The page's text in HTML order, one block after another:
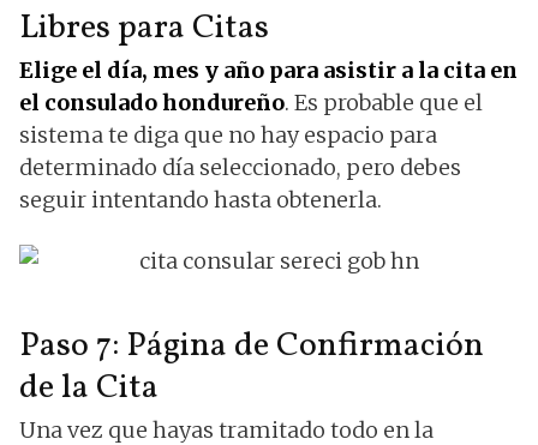
Libres para Citas
Elige el día, mes y año para asistir a la cita en
el consulado hondureño. Es probable que el
sistema te diga que no hay espacio para
determinado día seleccionado, pero debes
seguir intentando hasta obtenerla.
Paso 7: Página de Confirmación
de la Cita
Una vez que hayas tramitado todo en la